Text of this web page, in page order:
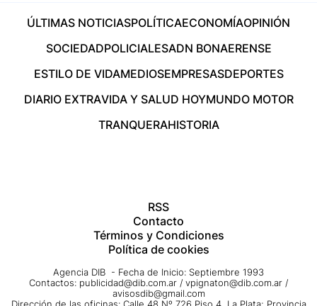
ÚLTIMAS NOTICIASPOLÍTICAECONOMÍAOPINIÓN
SOCIEDADPOLICIALESADN BONAERENSE
ESTILO DE VIDAMEDIOSEMPRESASDEPORTES
DIARIO EXTRAVIDA Y SALUD HOYMUNDO MOTOR
TRANQUERAHISTORIA
RSS
Contacto
Términos y Condiciones
Política de cookies
Agencia DIB - Fecha de Inicio: Septiembre 1993
Contactos: publicidad@dib.com.ar / vpignaton@dib.com.ar /
avisosdib@gmail.com